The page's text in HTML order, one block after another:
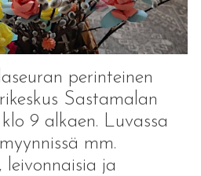
perinteinen
Sastamalan
9 alkaen. Luvassa
mm.
ja